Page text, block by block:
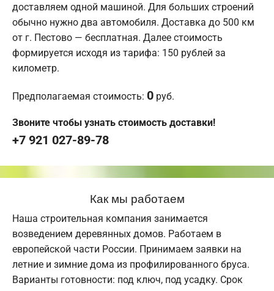
доставляем одной машиной. Для больших строений
обычно нужно два автомобиля. Доставка до 500 км
от г. Пестово — бесплатная. Далее стоимость
формируется исходя из тарифа: 150 рублей за
километр.
Предполагаемая стоимость: 0 руб.
Звоните чтобы узнать стоимость доставки!
+7 921 027-89-78
Как мы работаем
Наша строительная компания занимается
возведением деревянных домов. Работаем в
европейской части России. Принимаем заявки на
летние и зимние дома из профилированного бруса.
Варианты готовности: под ключ, под усадку. Срок